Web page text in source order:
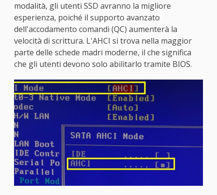
modalità, gli utenti SSD avranno la migliore
esperienza, poiché il supporto avanzato
dell'accodamento comandi (QC) aumenterà la
velocità di scrittura. L'AHCI si trova nella maggior
parte delle schede madri moderne, il che significa
che gli utenti devono solo abilitarlo tramite BIOS.